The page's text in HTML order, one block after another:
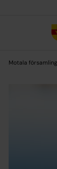
Motala församling